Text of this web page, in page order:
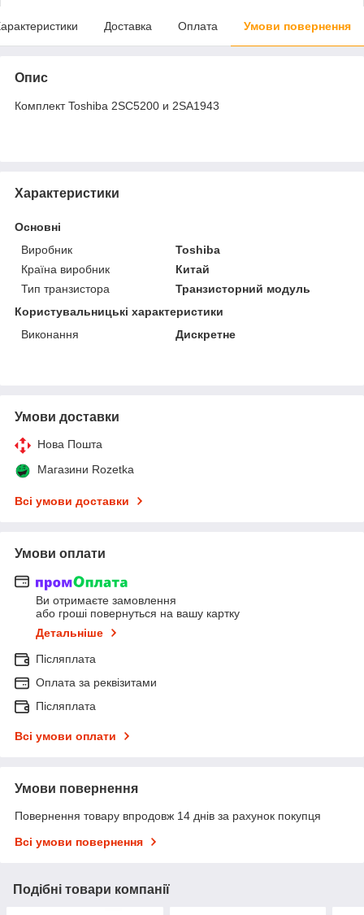
Доставка Оплата Умови повернення
Опис
Комплект Toshiba 2SC5200 и 2SA1943
Характеристики
Основні
Виробник
Toshiba
Країна виробник
Китай
Тип транзистора
Транзисторний модуль
Користувальницькі характеристики
Виконання
Дискретне
Умови доставки
Нова Пошта
Магазини Rozetka
Всі умови доставки
Умови оплати
Ви отримаєте замовлення
або гроші повернуться на вашу картку
Детальніше
Післяплата
Оплата за реквізитами
Післяплата
Всі умови оплати
Умови повернення
Повернення товару впродовж 14 днів за рахунок покупця
Всі умови повернення
Подібні товари компанії